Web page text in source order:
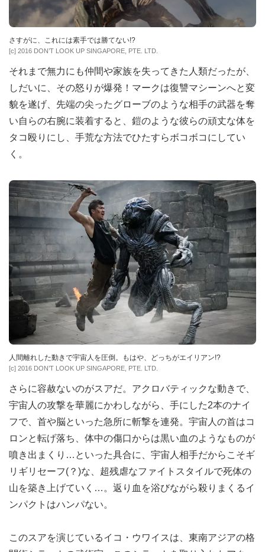
さすがに、これには素手では勝てない!?
[c] 2016 DON’T LOOK UP SINGAPORE, PTE. LTD.
それまで無力にも仲間や家族を失ってきた人類だったが、
しだいに、その怒りが爆発！マークは復讐マシーンへと変
貌を遂げ、先端の尖ったグローブのような相手の武器を奪
い自らの右腕に装着すると、鎧のような彼らの頑丈な体を
タコ殴りにし、手荒な方法でひたすらボコボコにしてい
く。
人間離れした動きで宇宙人を圧倒。もはや、どっちがエイリアン!?
[c] 2016 DON’T LOOK UP SINGAPORE, PTE. LTD.
さらに容赦ないのがスアだ。アクロバティックな動きで、
宇宙人の攻撃を華麗にかわしながら、手にした2本のナイ
フで、首や脳といった急所に斬撃を連発。宇宙人の首はコ
ロンと転げ落ち、体中の傷口からは黒い血のようなものが
噴き出まくり…といった具合に、宇宙人相手だからこそギ
リギリセーフ(？)な、超残虐なファイトスタイルで死体の
山を築き上げていく…。返り血を浴びながら殺りまくるイ
ンパクトはハンパない。
このスアを演じているイコ・ウワイスは、東南アジアの格